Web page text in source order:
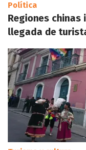
Política
Regiones
llegada de